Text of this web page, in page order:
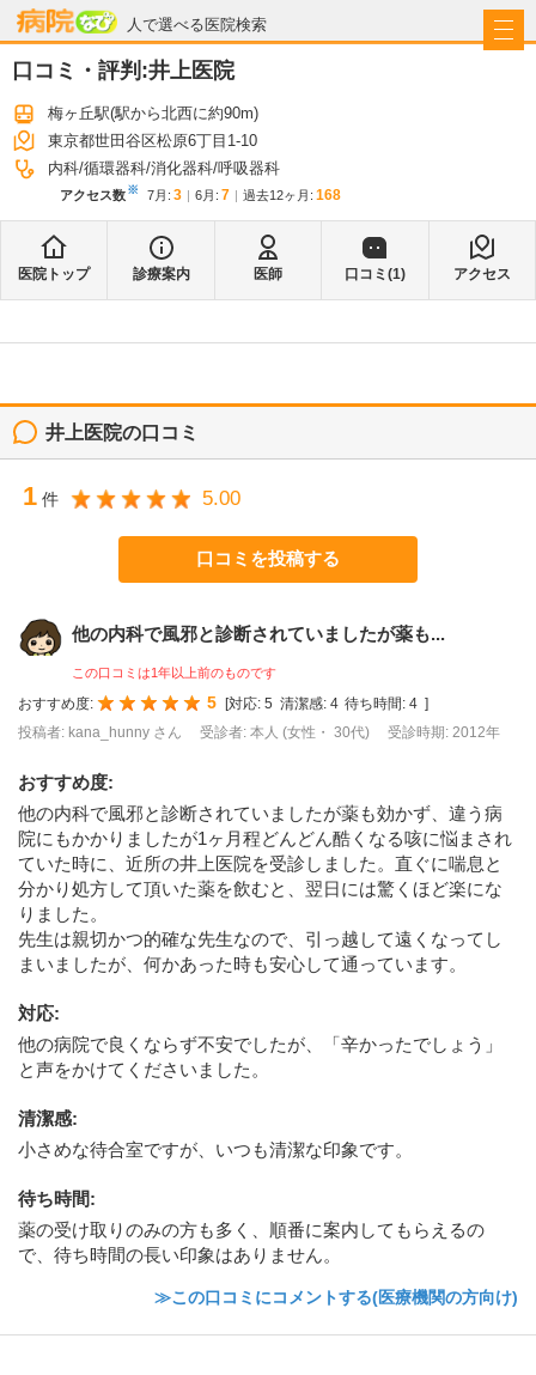
人で選べる医院検索
病院なび
口コミ・評判:井上医院
梅ヶ丘駅(駅から北西に約90m)
東京都世田谷区松原6丁目1-10
内科 循環器科 消化器科 呼吸器科
アクセス数※ 7月 : 3 6月 : 7 過去12ヶ月: 168
医院トップ 診療案内 医師 口コミ(1) アクセス
井上医院の口コミ
1 件 5.00
口コミを投稿する
他の内科で風邪と診断されていましたが薬も...
この口コミは1年以上前のものです
おすすめ度: 5 [対応: 5 清潔感: 4 待ち時間: 4 ]
投稿者: kana_hunny さん
受診者: 本人 (女性・ 30代) 受診時期: 2012年
おすすめ度:
他の内科で風邪と診断されていましたが薬も効かず、違う病
院にもかかりましたが1ヶ月程どんどん酷くなる咳に悩まされ
ていた時に、近所の井上医院を受診しました。直ぐに喘息と
分かり処方して頂いた薬を飲むと、翌日には驚くほど楽にな
りました。
先生は親切かつ的確な先生なので、引っ越して遠くなってし
まいましたが、何かあった時も安心して通っています。
対応:
他の病院で良くならず不安でしたが、「辛かったでしょう」
と声をかけてくださいました。
清潔感:
小さめな待合室ですが、いつも清潔な印象です。
待ち時間:
薬の受け取りのみの方も多く、順番に案内してもらえるの
で、待ち時間の長い印象はありません。
≫この口コミにコメントする(医療機関の方向け)